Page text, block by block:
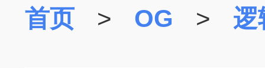
首页 > OG > 逻